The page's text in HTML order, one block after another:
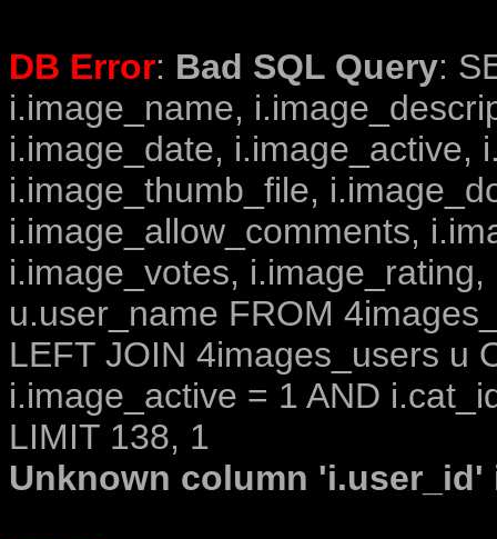
DB Error: Bad SQL Query:
i.image_name,
i.image_date, i.image_active,
i.image_thumb_file,
i.image_allow_comments,
i.image_votes,
u.user_name FROM
LEFT JOIN 4images_users u
i.image_active = 1 AND
LIMIT 138, 1
Unknown column